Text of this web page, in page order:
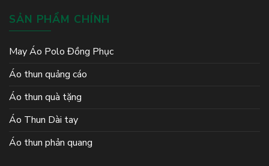
SẢN PHẨM CHÍNH
May Áo Polo Đồng Phục
Áo thun quảng cáo
Áo thun quà tặng
Áo Thun Dài tay
Áo thun phản quang